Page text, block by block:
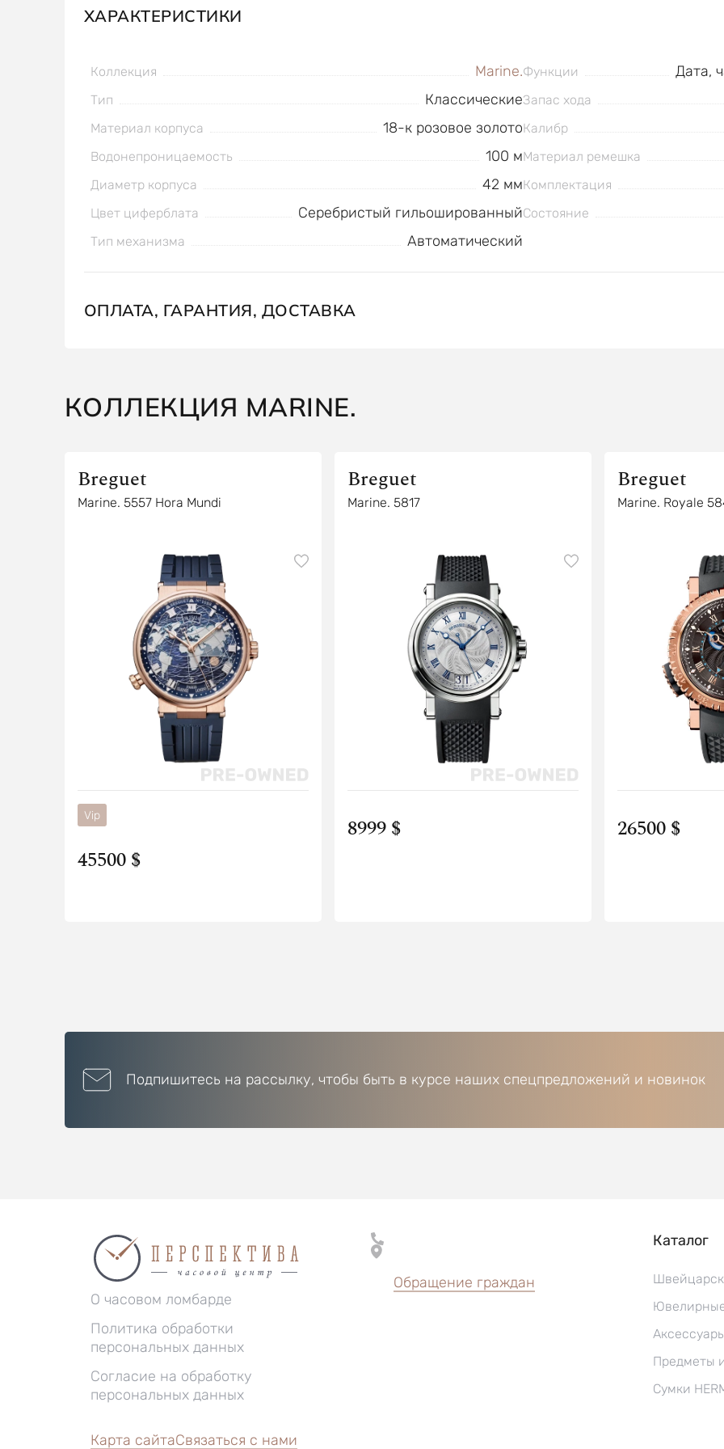
ХАРАКТЕРИСТИКИ
Коллекция Marine.
Тип Классические
Материал корпуса 18-к розовое золото
Водонепроницаемость 100 м
Диаметр корпуса 42 мм
Цвет циферблата Серебристый гильошированный
Тип механизма Автоматический
Функции Дата,
Запас хода
Калибр
Материал ремешка
Комплектация
Состояние
ОПЛАТА, ГАРАНТИЯ, ДОСТАВКА
КОЛЛЕКЦИЯ MARINE.
Breguet
Marine. 5557 Hora Mundi
Vip
45500 $
Breguet
Marine. 5817
8999 $
Breguet
Marine. Royale
26500 $
Подпишитесь на рассылку, чтобы быть в курсе наших спецпредложений и новинок
О часовом ломбарде
Политика обработки
персональных данных
Согласие на обработку
персональных данных
Обращение граждан
Каталог
Предметы
Сумки
Карта сайтаСвязаться с нами